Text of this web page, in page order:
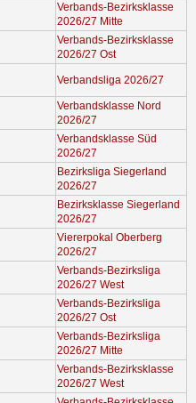
Verbands-Bezirksklasse
2026/27 Mitte
Verbands-Bezirksklasse
2026/27 Ost
Verbandsliga 2026/27
Verbandsklasse Nord
2026/27
Verbandsklasse Süd
2026/27
Bezirksliga Siegerland
2026/27
Bezirksklasse Siegerland
2026/27
Viererpokal Oberberg
2026/27
Verbands-Bezirksliga
2026/27 West
Verbands-Bezirksliga
2026/27 Ost
Verbands-Bezirksliga
2026/27 Mitte
Verbands-Bezirksklasse
2026/27 West